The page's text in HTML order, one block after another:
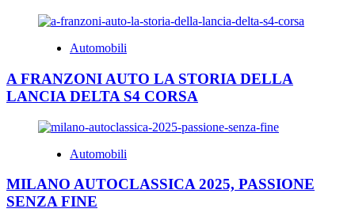
Automobili
A FRANZONI AUTO LA STORIA DELLA
LANCIA DELTA S4 CORSA
Automobili
MILANO AUTOCLASSICA 2025, PASSIONE
SENZA FINE